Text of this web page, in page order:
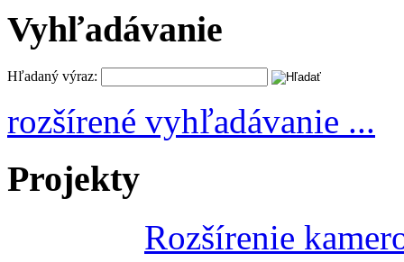
Vyhľadávanie
Hľadaný výraz:
rozšírené vyhľadávanie ...
Projekty
Rozšírenie